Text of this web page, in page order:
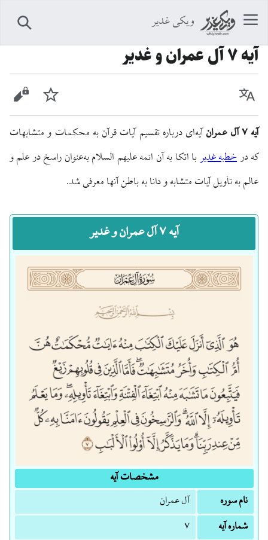
ویکی غدیر
آيه ۷ آل عمران و غدیر
زبان پیگیری
آیه ۷ آل عمران
آیه‌ای درباره تقسیم آیات قرآن به محکمات و متشابهات
که درخطبه غدیربا اتکا به آن ائمه علیهم السلام به‌عنوان راسخ در علم و
عالم به تأویل آیات متشابه و دانا به باطن آنها معرفی شد.
آیه ۷ آل عمران و غدیر
مشخصات آیه
نام سوره
آل عمران
شماره آیه
۷